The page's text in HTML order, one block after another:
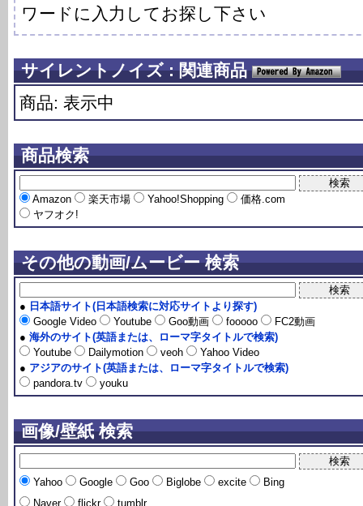
ワードに入力してお探し下さい
サイレントノイズ : 関連商品
商品: 表示中
商品検索
Amazon 楽天市場 Yahoo!Shopping
価格.com
ヤフオク!
その他の動画/ムービー 検索
● 日本語サイト(日本語検索に対応サイトより探す)
Google Video
Youtube Goo動画 fooooo
FC2動画
● 海外のサイト(英語または、ローマ字タイトルで検索)
Youtube
Dailymotion veoh
Yahoo Video
● アジアのサイト(英語または、ローマ字タイトルで検索)
pandora.tv
youku
画像/壁紙 検索
Yahoo Google Goo Biglobe excite
Bing
Naver
flickr tumblr